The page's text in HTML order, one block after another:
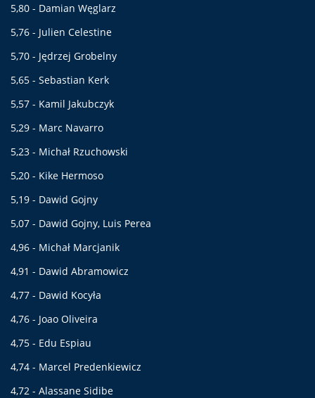
5,80 - Damian Węglarz
5,76 - Julien Celestine
5,70 - Jędrzej Grobelny
5,65 - Sebastian Kerk
5,57 - Kamil Jakubczyk
5,29 - Marc Navarro
5,23 - Michał Rzuchowski
5,20 - Kike Hermoso
5,19 - Dawid Gojny
5,07 - Dawid Gojny, Luis Perea
4,96 - Michał Marcjanik
4,91 - Dawid Abramowicz
4,77 - Dawid Kocyła
4,76 - Joao Oliveira
4,75 - Edu Espiau
4,74 - Marcel Predenkiewicz
4,72 - Alassane Sidibe